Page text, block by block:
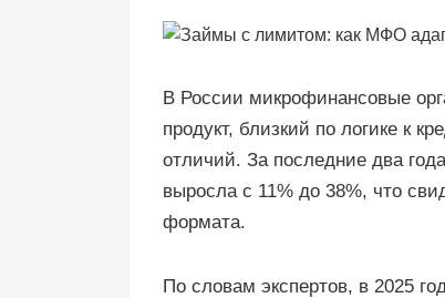
В России микрофинансовые
продукт, близкий по логике к
отличий. За последние два
выросла с 11% до 38%, что
формата.
По словам экспертов, в 2025